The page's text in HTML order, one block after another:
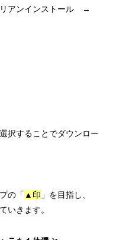
リアンインストール →
択することでダウンロー
の「 ▲印 」を目指し、
いきます。